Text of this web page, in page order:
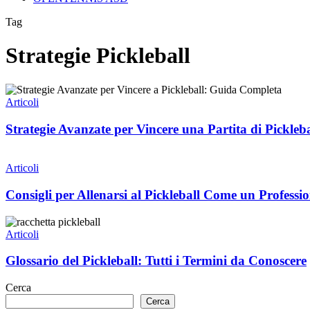
Tag
Strategie Pickleball
Strategie
Avanzate
Vincere
una
di
Pickleball
Articoli
Strategie Avanzate per Vincere una Partita di
per
al
Pickleball
Come
un
Professionista
Articoli
Consigli per Allenarsi al Pickleball Come un
Glossario
del
Tutti
Termini
da
Articoli
Glossario del Pickleball: Tutti i Termini da Conoscere
Cerca
Cerca